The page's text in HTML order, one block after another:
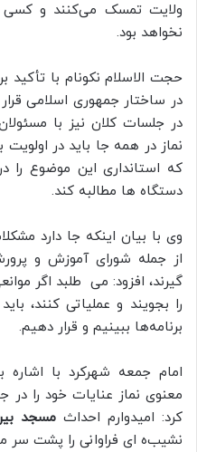
ولایت تمسک می‌کنند و کسی
نخواهد بود.
حجت الاسلام نکونام با تأکید
در ساختار جمهوری اسلامی قرار
در جلسات کلان نیز با
نماز در همه جا باید در
که استانداری این موضوع را
دستگاه‌ ها مطالبه کند.
وی با بیان اینکه جا دارد
از جمله شورای آموزش‌ و
گیرند، افزود: می طلبد اگر
را بجویند و عملیاتی کنند،
برنامه‌ها ببینیم و قرار دهیم.
امام جمعه شهرکرد با اشاره
معنوی نماز عنایات خود را در
کرد: امیدوارم احداث مسجد
نشیب‌ه ای فراوانی را پشت سر